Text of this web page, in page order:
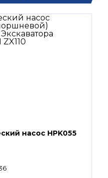
насос HPK055